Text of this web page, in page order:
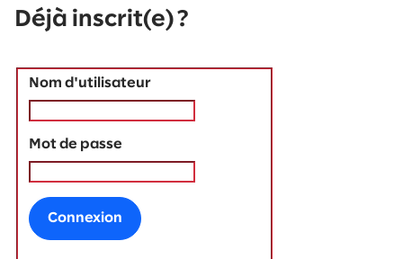
Déjà inscrit(e) ?
Nom d'utilisateur
Mot de passe
Connexion